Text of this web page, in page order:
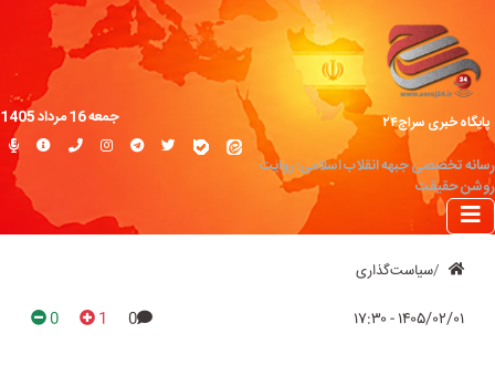
پایگاه خبری سراج۲۴
رسانه تخصصی جبهه انقلاب اسلامی؛ روایت
روشن حقیقت
جمعه 16 مرداد 1405
سیاست‌گذاری
۱۴۰۵/۰۲/۰۱ - ۱۷:۳۰ 0
1
0